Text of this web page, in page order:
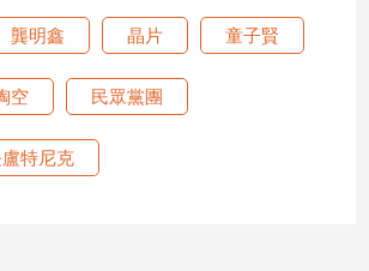
龔明鑫 晶片 童子賢
空 民眾黨團
特尼克